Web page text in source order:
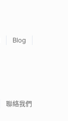
Blog
聯絡我們